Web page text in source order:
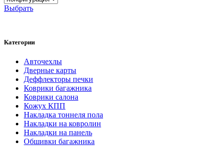
Выбрать
Категории
Авточехлы
Дверные карты
Деффлекторы печки
Коврики багажника
Коврики салона
Кожух КПП
Накладка тоннеля пола
Накладки на ковролин
Накладки на панель
Обшивки багажника